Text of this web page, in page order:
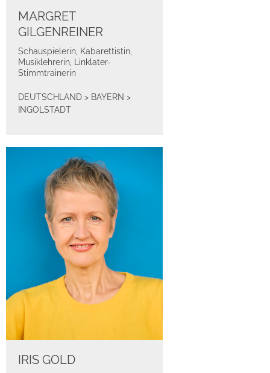
MARGRET
GILGENREINER
Schauspielerin, Kabarettistin,
Musiklehrerin, Linklater-
Stimmtrainerin
DEUTSCHLAND > BAYERN >
INGOLSTADT
IRIS GOLD